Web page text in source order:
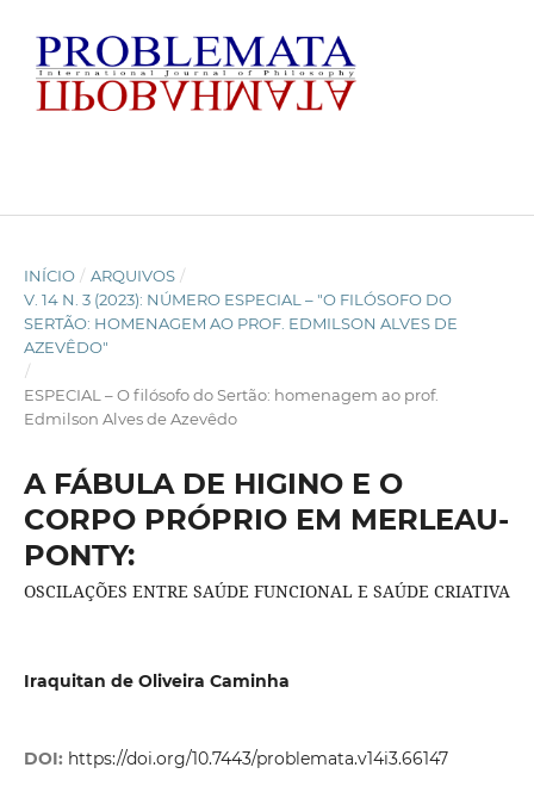
INÍCIO / ARQUIVOS /
V. 14 N. 3 (2023): NÚMERO ESPECIAL – "O FILÓSOFO DO
SERTÃO: HOMENAGEM AO PROF. EDMILSON ALVES DE
AZEVÊDO"
/
ESPECIAL – O filósofo do Sertão: homenagem ao prof.
Edmilson Alves de Azevêdo
A FÁBULA DE HIGINO E O
CORPO PRÓPRIO EM MERLEAU-
PONTY:
OSCILAÇÕES ENTRE SAÚDE FUNCIONAL E SAÚDE CRIATIVA
Iraquitan de Oliveira Caminha
DOI: https://doi.org/10.7443/problemata.v14i3.66147